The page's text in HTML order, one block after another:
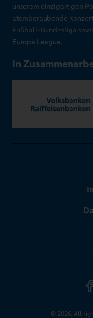
unserem einzigartigen
atemberaubende
Fußball-Bundesliga
Europa League.
In
© 2026. All